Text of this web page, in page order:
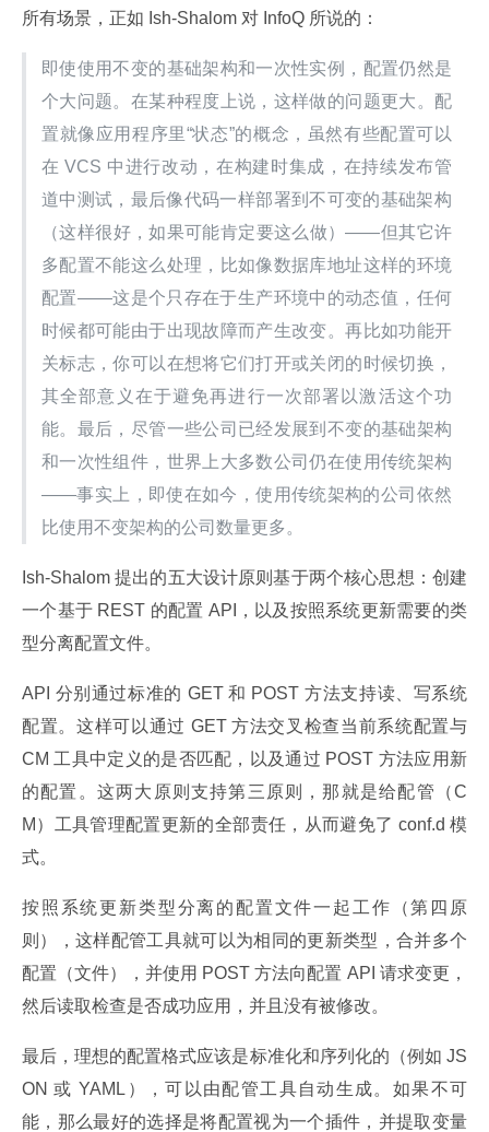
所有场景，正如 Ish-Shalom 对 InfoQ 所说的：
即使使用不变的基础架构和一次性实例，配置仍然是
个大问题。在某种程度上说，这样做的问题更大。配
置就像应用程序里“状态”的概念，虽然有些配置可以
在 VCS 中进行改动，在构建时集成，在持续发布管
道中测试，最后像代码一样部署到不可变的基础架构​​
（这样很好，如果可能肯定要这么做）——但其它许
多配置不能这么处理，比如像数据库地址这样的环境
配置——这是个只存在于生产环境中的动态值，任何
时候都可能由于出现故障而产生改变。再比如功能开
关标志，你可以在想将它们打开或关闭的时候切换，
其全部意义在于避免再进行一次部署以激活这个功
能。最后，尽管一些公司已经发展到不变的基础架构
和一次性组件，世界上大多数公司仍在使用传统架构
——事实上，即使在如今，使用传统架构的公司依然
比使用不变架构的公司数量更多。
Ish-Shalom 提出的五大设计原则基于两个核心思想：创建
一个基于 REST 的配置 API，以及按照系统更新需要的类
型分离配置文件。
API 分别通过标准的 GET 和 POST 方法支持读、写系统
配置。这样可以通过 GET 方法交叉检查当前系统配置与
CM 工具中定义的是否匹配，以及通过 POST 方法应用新
的配置。这两大原则支持第三原则，那就是给配管（C
M）工具管理配置更新的全部责任，从而避免了 conf.d 模
式。
按照系统更新类型分离的配置文件一起工作（第四原
则），这样配管工具就可以为相同的更新类型，合并多个
配置（文件），并使用 POST 方法向配置 API 请求变更，
然后读取检查是否成功应用，并且没有被修改。
最后，理想的配置格式应该是标准化和序列化的（例如 JS
ON 或 YAML），可以由配管工具自动生成。如果不可
能，那么最好的选择是将配置视为一个插件，并提取变量